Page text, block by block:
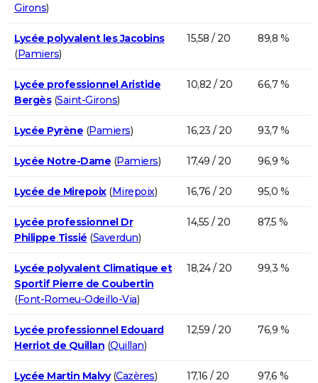
Girons)
Lycée polyvalent les Jacobins
(Pamiers)
15,58 / 20 89,8 %
Lycée professionnel Aristide
Bergès(Saint-Girons)
10,82 / 20 66,7 %
Lycée Pyrène (Pamiers) 16,23 / 20 93,7 %
Lycée Notre-Dame (Pamiers) 17,49 / 20 96,9 %
Lycée de Mirepoix(Mirepoix) 16,76 / 20 95,0 %
Lycée professionnel Dr
Philippe Tissié (Saverdun)
14,55 / 20 87,5 %
Lycée polyvalent Climatique et
Sportif Pierre de Coubertin
(Font-Romeu-Odeillo-Via)
18,24 / 20 99,3 %
Lycée professionnel Edouard
Herriot de Quillan (Quillan)
12,59 / 20 76,9 %
Lycée Martin Malvy(Cazères) 17,16 / 20 97,6 %